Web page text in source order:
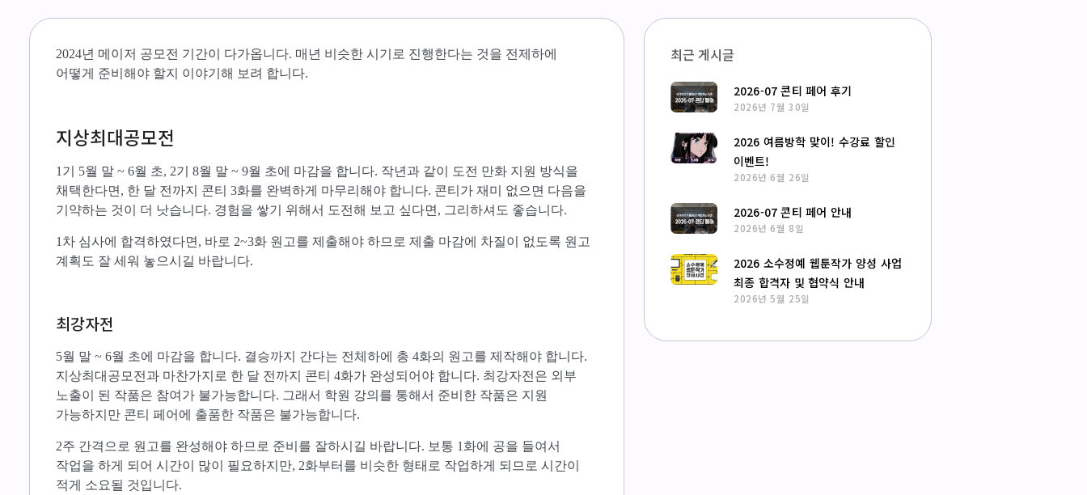
2024년 메이저 공모전 기간이 다가옵니다. 매년 비슷한 시기로 진행한다는 것을 전제하에
어떻게 준비해야 할지 이야기해 보려 합니다.
지상최대공모전
1기 5월 말 ~ 6월 초, 2기 8월 말 ~ 9월 초에 마감을 합니다. 작년과 같이 도전 만화 지원 방식을
채택한다면, 한 달 전까지 콘티 3화를 완벽하게 마무리해야 합니다. 콘티가 재미 없으면 다음을
기약하는 것이 더 낫습니다. 경험을 쌓기 위해서 도전해 보고 싶다면, 그리하셔도 좋습니다.
1차 심사에 합격하였다면, 바로 2~3화 원고를 제출해야 하므로 제출 마감에 차질이 없도록 원고
계획도 잘 세워 놓으시길 바랍니다.
최강자전
5월 말 ~ 6월 초에 마감을 합니다. 결승까지 간다는 전체하에 총 4화의 원고를 제작해야 합니다.
지상최대공모전과 마찬가지로 한 달 전까지 콘티 4화가 완성되어야 합니다. 최강자전은 외부
노출이 된 작품은 참여가 불가능합니다. 그래서 학원 강의를 통해서 준비한 작품은 지원
가능하지만 콘티 페어에 출품한 작품은 불가능합니다.
2주 간격으로 원고를 완성해야 하므로 준비를 잘하시길 바랍니다. 보통 1화에 공을 들여서
작업을 하게 되어 시간이 많이 필요하지만, 2화부터를 비슷한 형태로 작업하게 되므로 시간이
적게 소요될 것입니다.
최근 게시글
2026-07 콘티 페어 후기
2026년 7월 30일
2026 여름방학 맞이! 수강료 할인
이벤트!
2026년 6월 26일
2026-07 콘티 페어 안내
2026년 6월 8일
2026 소수정예 웹툰작가 양성 사업
최종 합격자 및 협약식 안내
2026년 5월 25일